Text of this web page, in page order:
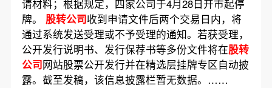
请材料；根据规定，四家公司于4月28日开市起停
牌。 股转公司收到申请文件后两个交易日内，将
通过系统发送受理或不予受理的通知。若获受理，
公开发行说明书、发行保荐书等多份文件将在股转
公司网站股票公开发行并在精选层挂牌专区自动披
露。截至发稿，该信息披露栏暂无数据。……